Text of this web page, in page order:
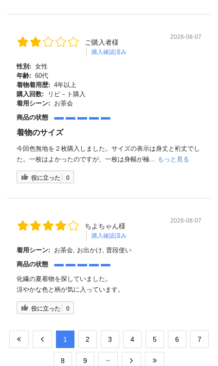
ご購入者様
購入確認済み
2026-08-07
性別: 女性
年齢: 60代
着物着用歴: 4年以上
購入回数:
リピ－ト購入
着用シーン:
お茶会
商品の状態
着物のサイズ
今回色無地を２枚購入しました。サイズの表示は身丈と裄丈でし
た。一枚はよかったのですが、一枚は身幅が極...
もっと見る
役に立った 0
ちよちゃん様
購入確認済み
2026-08-07
着用シーン:
お茶会, お出かけ, 普段使い
商品の状態
化繊の夏着物を探していました。
涼やかな色と柄が気に入っています。
役に立った 0
​1 ​2 ​3 ​4 ​5 ​6 ​7
​8 ​9